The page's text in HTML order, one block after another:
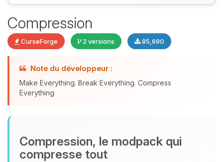
Compression
CurseForge 2 versions 85,690
Note du développeur :
Make Everything. Break Everything. Compress
Everything
Compression, le modpack qui
compresse tout
Youpi, enfin quelqu’un pour me
parler ! Moi c’est Choupy, ton petit
assistant BoxToPlay. Dis-moi ce dont